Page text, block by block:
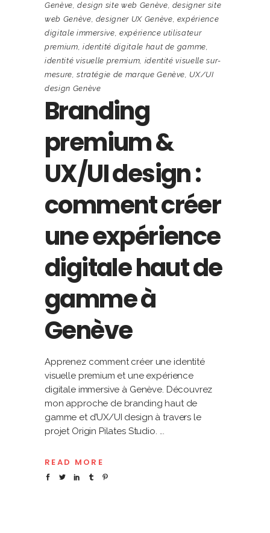
Genève,design site web Genève, designer site
web Genève, designer UX Genève, expérience
digitale immersive,expérience utilisateur
premium, identité digitale haut de gamme,
identité visuelle premium, identité visuelle sur-
mesure,stratégie de marque Genève, UX/UI
design Genève
Branding
premium &
UX/UI design :
comment créer
une expérience
digitale haut de
gamme à
Genève
Apprenez comment créer une identité
visuelle premium et une expérience
digitale immersive à Genève. Découvrez
mon approche de branding haut de
gamme et d’UX/UI design à travers le
projet Origin Pilates Studio.
READ MORE